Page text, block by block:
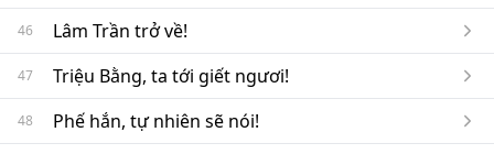
46 Lâm Trần trở về!
47 Triệu Bằng, ta tới giết ngươi!
48 Phế hắn, tự nhiên sẽ nói!